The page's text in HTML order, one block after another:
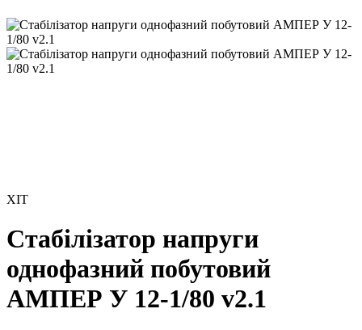
ХІТ
Стабілізатор напруги
однофазний побутовий
АМПЕР У 12-1/80 v2.1